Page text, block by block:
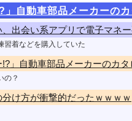
」自動車部品メーカーの
出会い系アプリで電子マネ
習着などを購入していた
!?」自動車部品メーカーのカ
の？
け方が衝撃的だったｗｗｗｗ